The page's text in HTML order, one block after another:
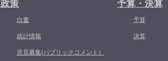
政策
白書
統計情報
意見募集(パブリックコメント）
予算・決算
予算
決算